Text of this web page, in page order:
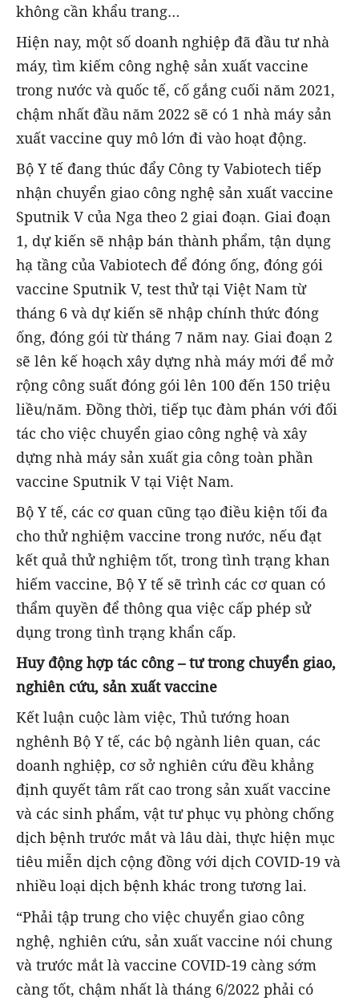
không cần khẩu trang…
Hiện nay, một số doanh nghiệp đã đầu tư nhà
máy, tìm kiếm công nghệ sản xuất vaccine
trong nước và quốc tế, cố gắng cuối năm 2021,
chậm nhất đầu năm 2022 sẽ có 1 nhà máy sản
xuất vaccine quy mô lớn đi vào hoạt động.
Bộ Y tế đang thúc đẩy Công ty Vabiotech tiếp
nhận chuyển giao công nghệ sản xuất vaccine
Sputnik V của Nga theo 2 giai đoạn. Giai đoạn
1, dự kiến sẽ nhập bán thành phẩm, tận dụng
hạ tầng của Vabiotech để đóng ống, đóng gói
vaccine Sputnik V, test thử tại Việt Nam từ
tháng 6 và dự kiến sẽ nhập chính thức đóng
ống, đóng gói từ tháng 7 năm nay. Giai đoạn 2
sẽ lên kế hoạch xây dựng nhà máy mới để mở
rộng công suất đóng gói lên 100 đến 150 triệu
liều/năm. Đồng thời, tiếp tục đàm phán với đối
tác cho việc chuyển giao công nghệ và xây
dựng nhà máy sản xuất gia công toàn phần
vaccine Sputnik V tại Việt Nam.
Bộ Y tế, các cơ quan cũng tạo điều kiện tối đa
cho thử nghiệm vaccine trong nước, nếu đạt
kết quả thử nghiệm tốt, trong tình trạng khan
hiếm vaccine, Bộ Y tế sẽ trình các cơ quan có
thẩm quyền để thông qua việc cấp phép sử
dụng trong tình trạng khẩn cấp.
Huy động hợp tác công – tư trong chuyển giao,
nghiên cứu, sản xuất vaccine
Kết luận cuộc làm việc, Thủ tướng hoan
nghênh Bộ Y tế, các bộ ngành liên quan, các
doanh nghiệp, cơ sở nghiên cứu đều khẳng
định quyết tâm rất cao trong sản xuất vaccine
và các sinh phẩm, vật tư phục vụ phòng chống
dịch bệnh trước mắt và lâu dài, thực hiện mục
tiêu miễn dịch cộng đồng với dịch COVID-19 và
nhiều loại dịch bệnh khác trong tương lai.
“Phải tập trung cho việc chuyển giao công
nghệ, nghiên cứu, sản xuất vaccine nói chung
và trước mắt là vaccine COVID-19 càng sớm
càng tốt, chậm nhất là tháng 6/2022 phải có